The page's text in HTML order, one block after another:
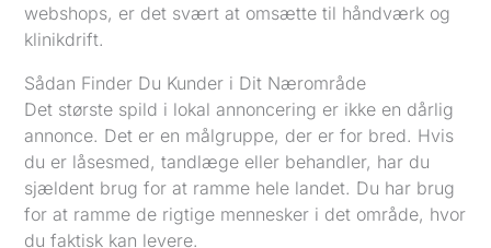
webshops, er det svært at omsætte til håndværk og
klinikdrift.
Sådan Finder Du Kunder i Dit Nærområde
Det største spild i lokal annoncering er ikke en dårlig
annonce. Det er en målgruppe, der er for bred. Hvis
du er låsesmed, tandlæge eller behandler, har du
sjældent brug for at ramme hele landet. Du har brug
for at ramme de rigtige mennesker i det område, hvor
du faktisk kan levere.